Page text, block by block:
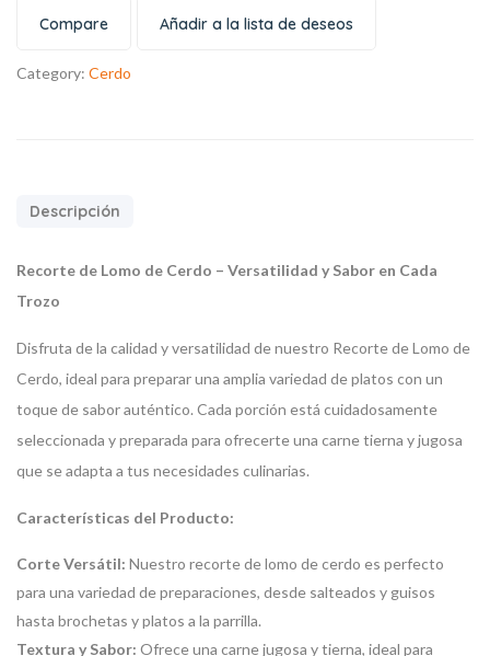
Compare Añadir a la lista de deseos
Category: Cerdo
Descripción
Recorte de Lomo de Cerdo – Versatilidad y Sabor en Cada
Trozo
Disfruta de la calidad y versatilidad de nuestro Recorte de Lomo de
Cerdo, ideal para preparar una amplia variedad de platos con un
toque de sabor auténtico. Cada porción está cuidadosamente
seleccionada y preparada para ofrecerte una carne tierna y jugosa
que se adapta a tus necesidades culinarias.
Características del Producto:
Corte Versátil: Nuestro recorte de lomo de cerdo es perfecto
para una variedad de preparaciones, desde salteados y guisos
hasta brochetas y platos a la parrilla.
Textura y Sabor: Ofrece una carne jugosa y tierna, ideal para